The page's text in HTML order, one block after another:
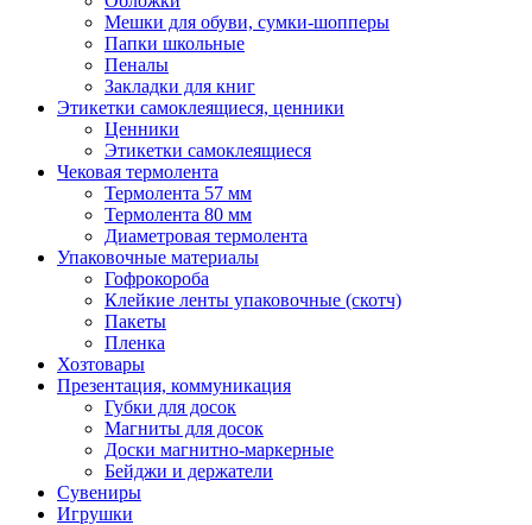
Мешки для обуви, сумки-шопперы
Папки школьные
Пеналы
Закладки для книг
Этикетки самоклеящиеся, ценники
Ценники
Этикетки самоклеящиеся
Чековая термолента
Термолента 57 мм
Термолента 80 мм
Диаметровая термолента
Упаковочные материалы
Гофрокороба
Клейкие ленты упаковочные (скотч)
Пакеты
Пленка
Хозтовары
Презентация, коммуникация
Губки для досок
Магниты для досок
Доски магнитно-маркерные
Бейджи и держатели
Сувениры
Игрушки